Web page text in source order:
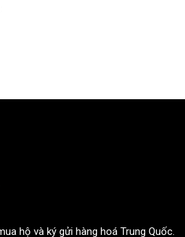
hộ và ký gửi hàng hoá Trung Quốc.